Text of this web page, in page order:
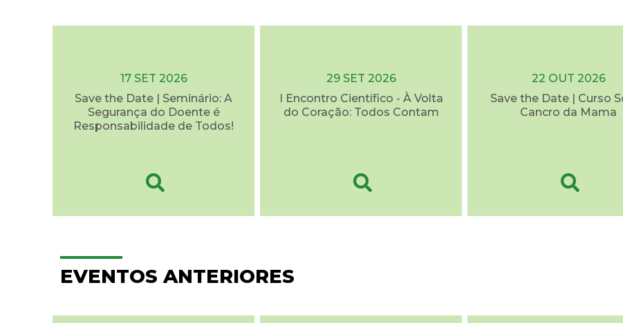
17 SET 2026
Save the Date | Seminário: A
Segurança do Doente é
Responsabilidade de Todos!
29 SET 2026
I Encontro Científico - À Volta
do Coração: Todos Contam
22 OUT 2026
Save the Date | Curso
Cancro da Mama
EVENTOS ANTERIORES